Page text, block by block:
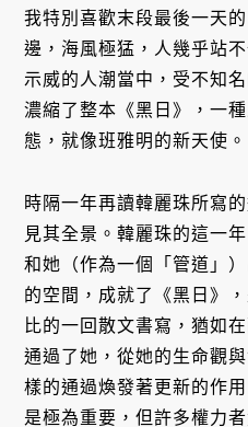
我特別喜歡末段最後一天
邊，海風極猛，人幾乎站
示威的人潮當中，受不知
濃縮了整本《黑日》，一
態，就像班雅明的新天使。
時隔一年再讀韓麗珠所寫
見其全景。韓麗珠的這一
和她（作為一個「管道」
的空間，成就了《黑日》
比的一回散文書寫，猶如
通過了她，從她的生命觀
樣的通過煥發著更新的作
是極為重要，但許多權力